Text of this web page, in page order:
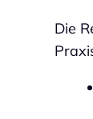
Die